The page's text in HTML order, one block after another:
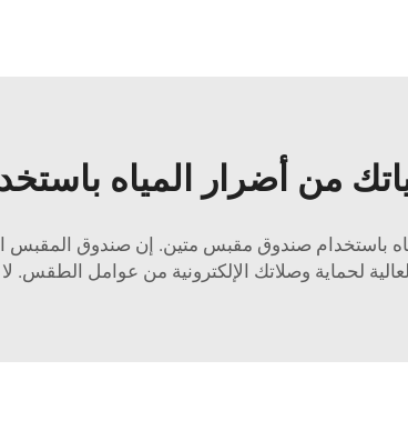
من أضرار المياه
لحماية وصلاتك الإلكترونية من عوامل الطقس.